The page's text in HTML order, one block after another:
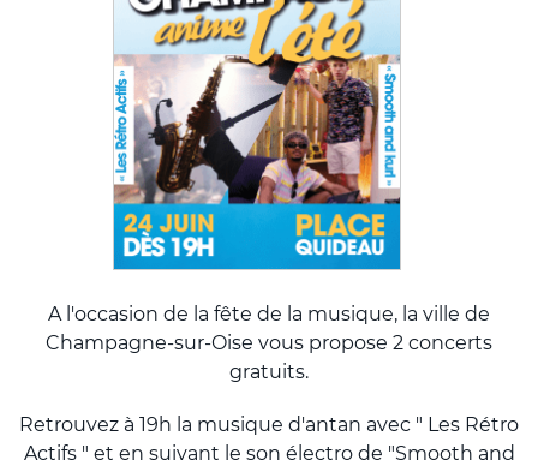
A l'occasion de la fête de la musique, la ville de
Champagne-sur-Oise vous propose 2 concerts
gratuits.
Retrouvez à 19h la musique d'antan avec " Les Rétro
Actifs " et en suivant le son électro de "Smooth and